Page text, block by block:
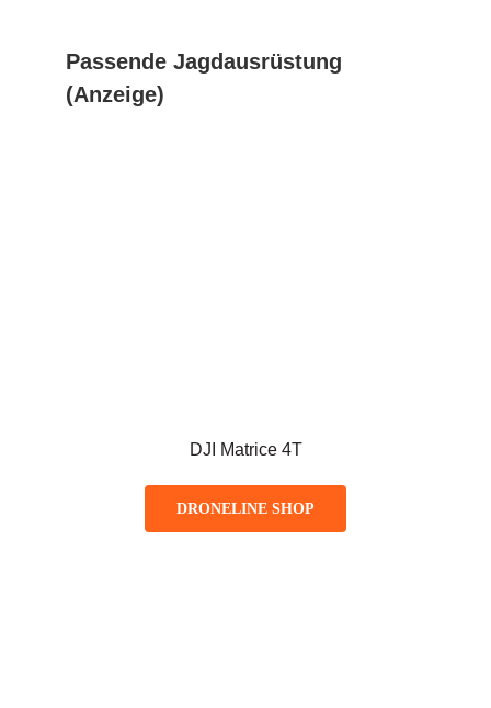
Passende Jagdausrüstung
(Anzeige)
DJI Matrice 4T
DRONELINE SHOP